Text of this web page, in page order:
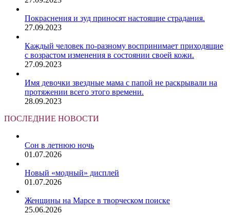
Покраснения и зуд приносят настоящие страдания.
27.09.2023
Каждый человек по-разному воспринимает приходящие
с возрастом изменения в состоянии своей кожи.
27.09.2023
Имя девочки звездные мама с папой не раскрывали на
протяжении всего этого времени.
28.09.2023
ПОСЛЕДНИЕ НОВОСТИ
Сон в летнюю ночь
01.07.2026
Новый «модный» дисплей
01.07.2026
Женщины на Марсе в творческом поиске
25.06.2026